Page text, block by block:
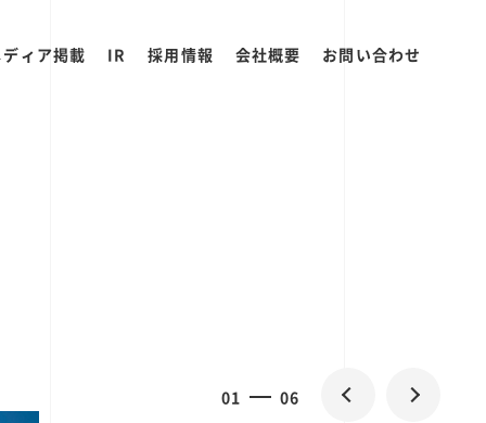
ィア掲載 IR 採用情報 会社概要 お問い合わせ
0 06